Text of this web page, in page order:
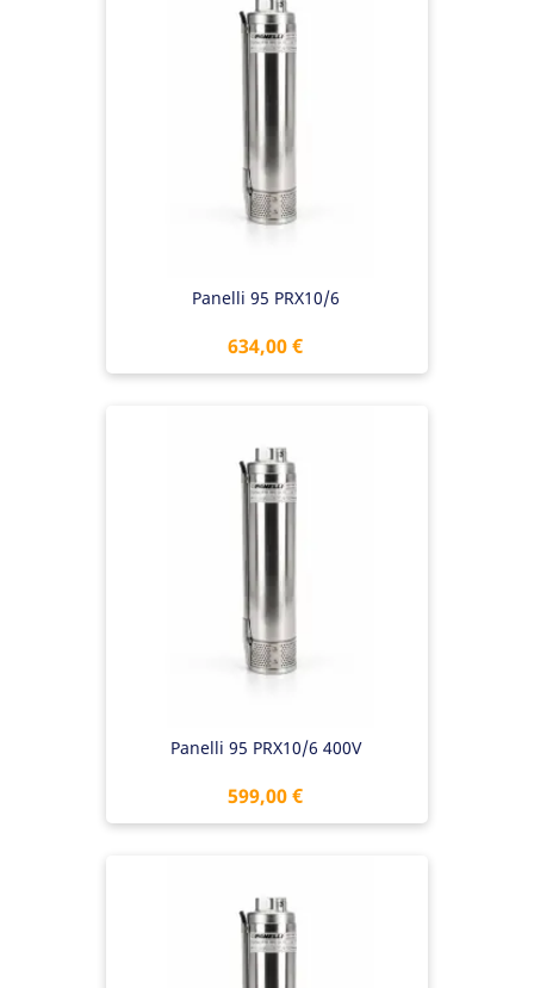
Panelli 95 PRX10/6
Preis
634,00 €
Panelli 95 PRX10/6 400V
Preis
599,00 €